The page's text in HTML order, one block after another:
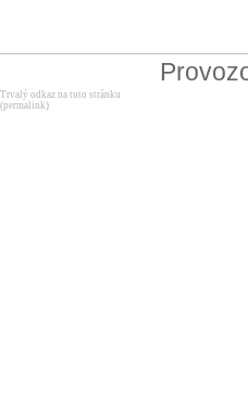
Trvalý odkaz na tuto stránku
(permalink)